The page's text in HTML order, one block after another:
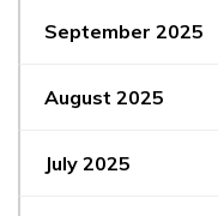
September 2025
August 2025
July 2025